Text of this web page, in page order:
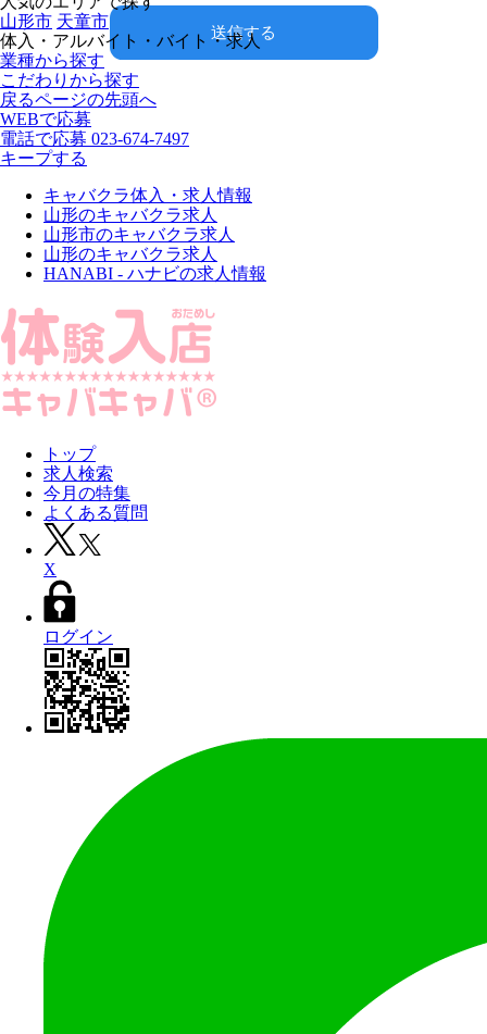
送信する
山形市 天童市
体入・アルバイト・バイト・求人
業種から探す
こだわりから探す
戻るページの先頭へ
WEBで応募
電話で応募 023-674-7497
キープする
キャバクラ体入・求人情報
山形のキャバクラ求人
山形市のキャバクラ求人
山形のキャバクラ求人
HANABI - ハナビの求人情報
トップ
求人検索
今月の特集
よくある質問
X
ログイン